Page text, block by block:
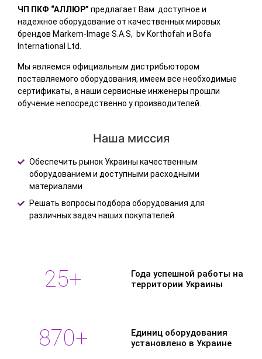
ЧП ПКФ “АЛЛЮР” предлагает Вам доступное и
надежное оборудование от качественных мировых
брендов Markem-Image S.A.S, bv Korthofah и Bofa
International Ltd.
Мы являемся официальным дистрибьютором
поставляемого оборудования, имеем все необходимые
сертификаты, а наши сервисные инженеры прошли
обучение непосредственно у производителей.
Наша миссия
Обеспечить рынок Украины качественным
оборудованием и доступными расходными
материалами
Решать вопросы подбора оборудования для
различных задач наших покупателей.
25+
Года успешной работы на
территории Украины
870+
Единиц оборудования
установлено в Украине